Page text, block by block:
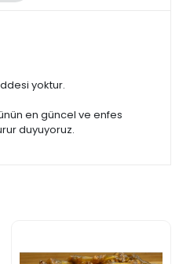
yoktur.
en güncel ve enfes
duyuyoruz.